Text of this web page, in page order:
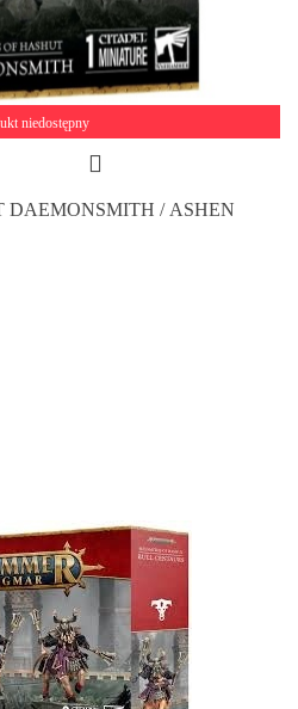
niedostępny
DAEMONSMITH / ASHEN